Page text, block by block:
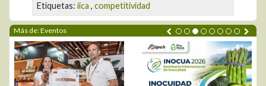
Etiquetas: iica , competitividad
Más de: Eventos